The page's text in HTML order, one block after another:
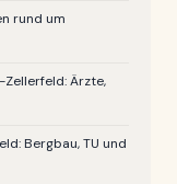
rund um
Ärzte,
Bergbau, TU und